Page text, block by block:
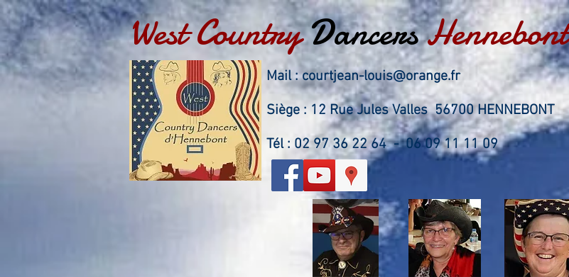
West CountryDancersHennebont
Mail :courtjean-louis@orange.fr
Siège : 12 Rue Jules Valles 56700 HENNEBONT
Tél : 02 97 36 22 64 - 06 09 11 11 09